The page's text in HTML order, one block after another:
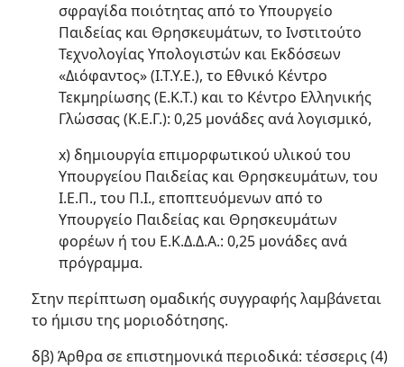
σφραγίδα ποιότητας από το Υπουργείο
Παιδείας και Θρησκευμάτων, το Ινστιτούτο
Τεχνολογίας Υπολογιστών και Εκδόσεων
«Διόφαντος» (Ι.Τ.Υ.Ε.), το Εθνικό Κέντρο
Τεκμηρίωσης (Ε.Κ.Τ.) και το Κέντρο Ελληνικής
Γλώσσας (Κ.Ε.Γ.): 0,25 μονάδες ανά λογισμικό,
x) δημιουργία επιμορφωτικού υλικού του
Υπουργείου Παιδείας και Θρησκευμάτων, του
Ι.Ε.Π., του Π.Ι., εποπτευόμενων από το
Υπουργείο Παιδείας και Θρησκευμάτων
φορέων ή του Ε.Κ.Δ.Δ.Α.: 0,25 μονάδες ανά
πρόγραμμα.
Στην περίπτωση ομαδικής συγγραφής λαμβάνεται
το ήμισυ της μοριοδότησης.
δβ) Άρθρα σε επιστημονικά περιοδικά: τέσσερις (4)